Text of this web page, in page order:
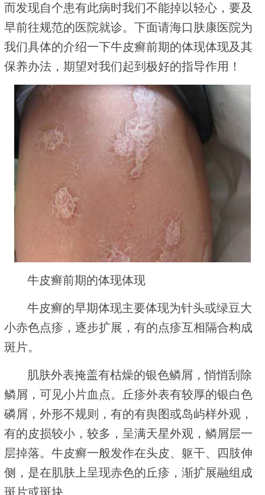
而发现自个患有此病时我们不能掉以轻心，要及
早前往规范的医院就诊。下面请海口肤康医院为
我们具体的介绍一下牛皮癣前期的体现体现及其
保养办法，期望对我们起到极好的指导作用！
牛皮癣前期的体现体现
牛皮癣的早期体现主要体现为针头或绿豆大
小赤色点疹，逐步扩展，有的点疹互相隔合构成
斑片。
肌肤外表掩盖有枯燥的银色鳞屑，悄悄刮除
鳞屑，可见小片血点。丘疹外表有较厚的银白色
磷屑，外形不规则，有的有舆图或岛屿样外观，
有的皮损较小，较多，呈满天星外观，鳞屑层一
层掉落。牛皮癣一般发作在头皮、躯干、四肢伸
侧，是在肌肤上呈现赤色的丘疹，渐扩展融组成
斑片或斑块。